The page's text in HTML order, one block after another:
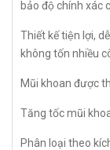
bảo độ chính xác
Thiết kế tiện lợi,
không tốn nhiều
Mũi khoan được
Tăng tốc mũi
Phân loại theo